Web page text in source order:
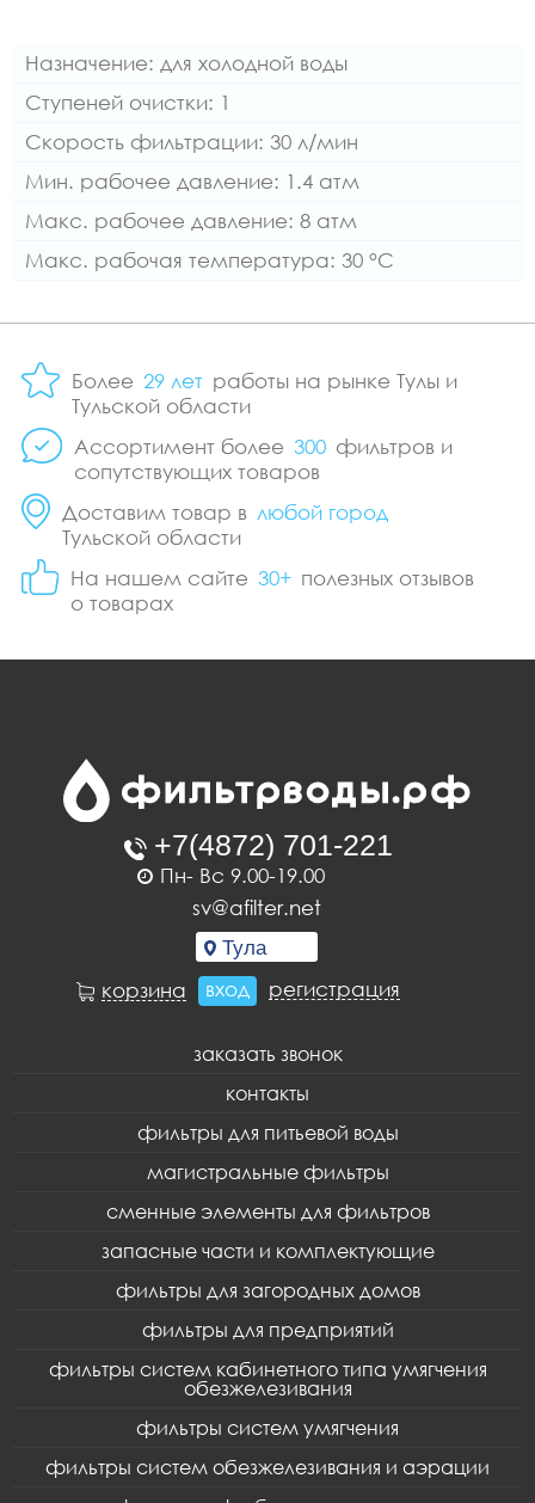
Назначение: для холодной воды
Ступеней очистки: 1
Скорость фильтрации: 30 л/мин
Мин. рабочее давление: 1.4 атм
Макс. рабочее давление: 8 атм
Макс. рабочая температура: 30 °C
Более 29 лет работы на рынке Тулы и
Тульской области
Ассортимент более 300 фильтров и
сопутствующих товаров
Доставим товар в любой город
Тульской области
На нашем сайте 30+ полезных отзывов
о товарах
Пн- Вс 9.00-19.00
sv@afilter.net
корзина вход регистрация
заказать звонок
контакты
фильтры для питьевой воды
магистральные фильтры
сменные элементы для фильтров
запасные части и комплектующие
фильтры для загородных домов
фильтры для предприятий
фильтры систем кабинетного типа умягчения
обезжелезивания
фильтры систем умягчения
фильтры систем обезжелезивания и аэрации